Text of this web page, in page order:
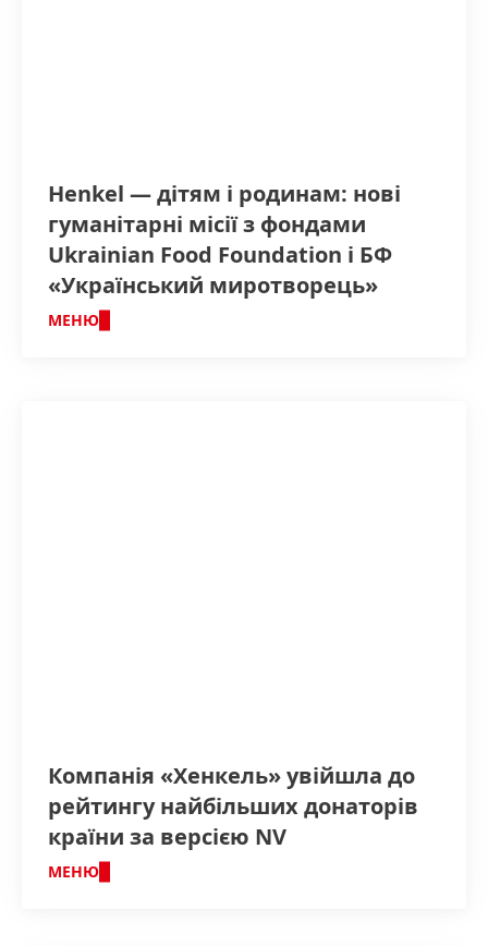
Henkel — дітям і родинам: нові
гуманітарні місії з фондами
Ukrainian Food Foundation і БФ
«Український миротворець»
МЕНЮ
Компанія «Хенкель» увійшла до
рейтингу найбільших донаторів
країни за версією NV
МЕНЮ